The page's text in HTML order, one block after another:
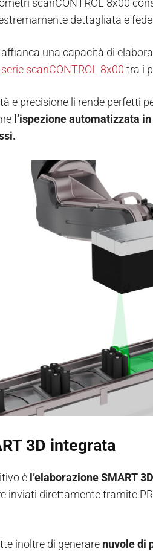
scanCONTROL 8x00
dettagliata e
una capacità di
serie scanCONTROL 8x00 tra i
e precisione li rende perfetti
l’ispezione automatizzata
3D integrata
è l’elaborazione SMART
inviati direttamente tramite
inoltre di generare nuvole di